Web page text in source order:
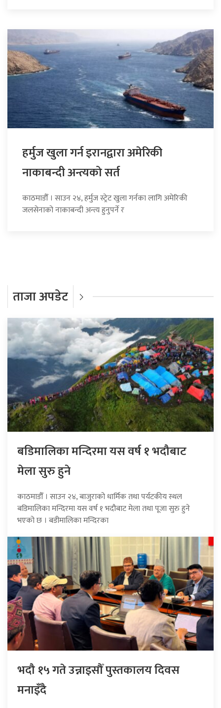
हर्मुज खुला गर्न इरानद्वारा अमेरिकी
नाकाबन्दी अन्त्यको सर्त
काठमाडौँ । साउन २४, हर्मुज स्ट्रेट खुला गर्नका लागि अमेरिकी
जलसेनाको नाकाबन्दी अन्त्य हुनुपर्ने र
ताजा अपडेट
बडिमालिका मन्दिरमा यस वर्ष १ भदौबाट
मेला सुरु हुने
काठमाडौँ । साउन २४, बाजुराको धार्मिक तथा पर्यटकीय स्थल
बडिमालिका मन्दिरमा यस वर्ष १ भदौबाट मेला तथा पूजा सुरु हुने
भएको छ । बडीमालिका मन्दिरका
भदौ १५ गते उन्नाइसौँ पुस्तकालय दिवस
मनाइँदै